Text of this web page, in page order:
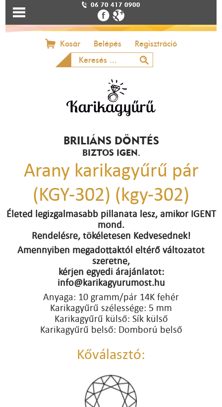
06 70 417 0900
Kosár Belépés Regisztráció
BRILIÁNS DÖNTÉS
BIZTOS IGEN.
Arany karikagyűrű pár
(KGY-302) (kgy-302)
Életed legizgalmasabb pillanata lesz, amikor IGENT
mond.
Rendelésre, tökéletesen Kedvesednek!
Amennyiben megadottaktól eltérő változatot
szeretne,
kérjen egyedi árajánlatot:
info@karikagyurumost.hu
Anyaga: 10 gramm/pár 14K fehér
Karikagyűrű szélessége: 5 mm
Karikagyűrű külső: Sík külső
Karikagyűrű belső: Domború belső
Kőválasztó: